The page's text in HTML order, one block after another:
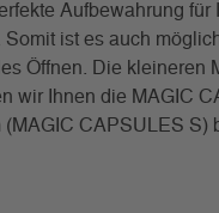
Aufbewahrung
ist es auch
Öffnen. Die
wir Ihnen die MAGIC
CAPSULES S)